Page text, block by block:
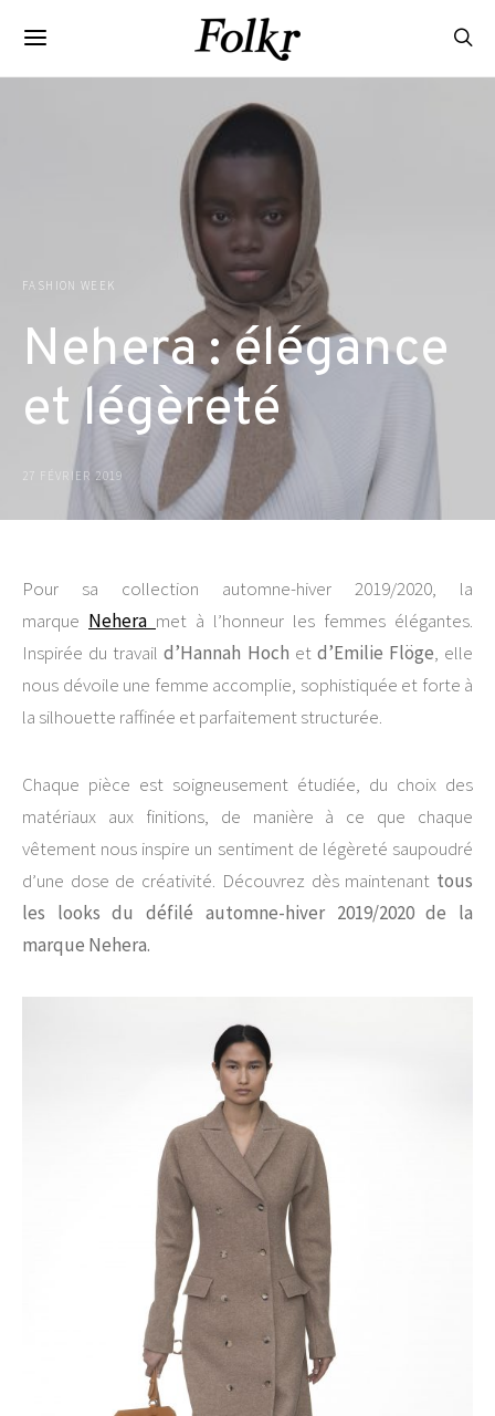
FASHION WEEK
Nehera : élégance
et légèreté
27 FÉVRIER 2019
Pour sa collection automne-hiver 2019/2020, la
marque Nehera met à l’honneur les femmes élégantes.
Inspirée du travaild’Hannah Hoch et d’Emilie Flöge, elle
nous dévoile une femme accomplie, sophistiquée et forte à
la silhouette raffinée et parfaitement structurée.
Chaque pièce est soigneusement étudiée, du choix des
matériaux aux finitions, de manière à ce que chaque
vêtement nous inspire un sentiment de légèreté saupoudré
d’une dose de créativité. Découvrez dès maintenant tous
les looks du défilé automne-hiver 2019/2020 de la
marque Nehera.